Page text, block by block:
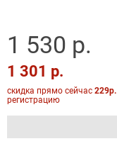
1 530 р.
1 301 р.
скидка прямо сейчас 229р.
регистрацию